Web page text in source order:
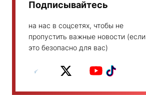
Подписывайтесь
на нас в соцсетях, чтобы не
пропустить важные новости (если
это безопасно для вас)